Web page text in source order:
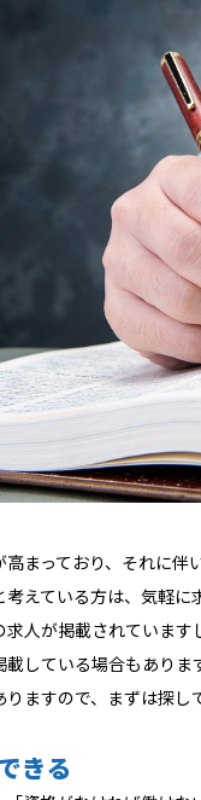
まっており、それに伴
考えている方は、気軽
人が掲載されていま
している場合もありま
ますので、まずは探し
きる